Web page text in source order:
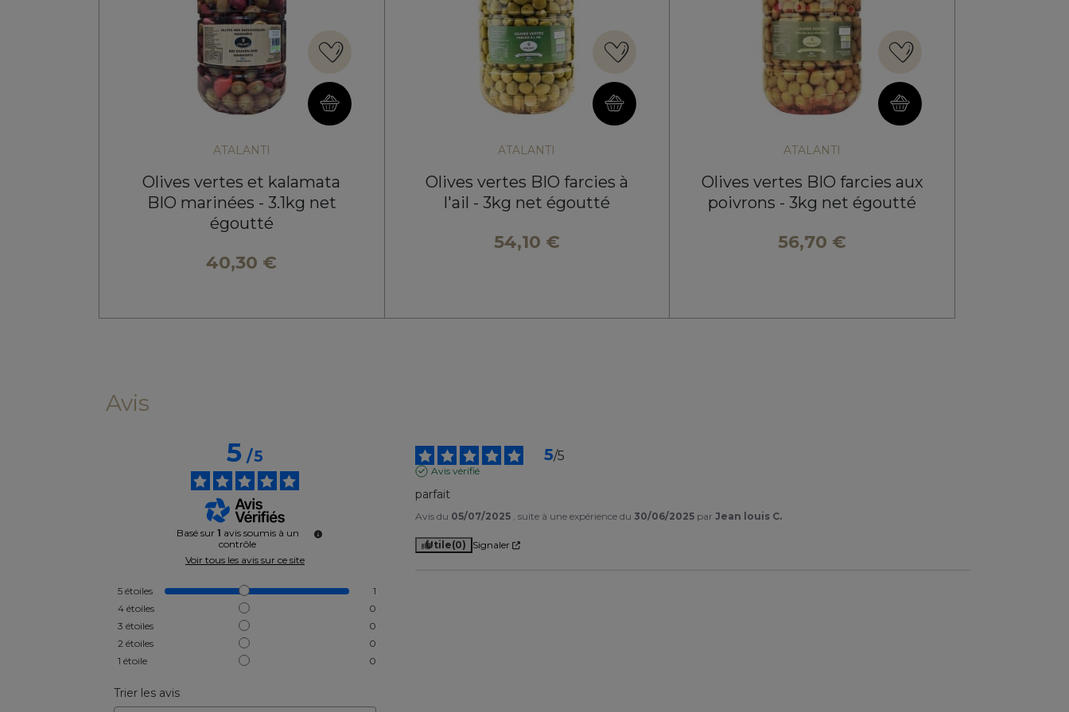
ATALANTI
Olives vertes et kalamata
BIO marinées - 3.1kg net
égoutté
40,30 €
ATALANTI
Olives vertes BIO farcies à
l'ail - 3kg net égoutté
54,10 €
ATALANTI
Olives vertes BIO farcies aux
poivrons - 3kg net égoutté
56,70 €
Avis
5/5
Basé sur 1 avis soumis à un
contrôle
Voir tous les avis sur ce site
5 étoiles
1
4 étoiles
0
3 étoiles
0
2 étoiles
0
1 étoile 0
Trier les avis
5/5
Avis vérifié
parfait
Avis du 05/07/2025 , suite à une expérience du 30/06/2025 parJean louis C.
Utile(0) Signaler